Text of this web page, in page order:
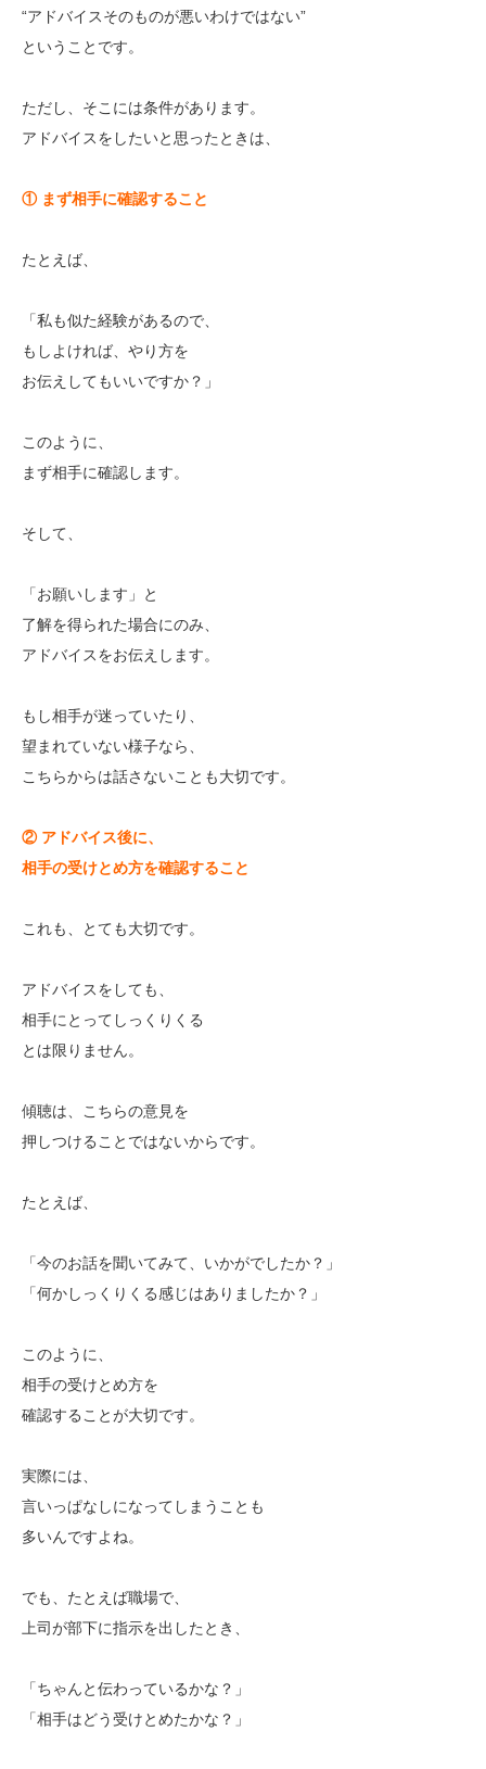
“アドバイスそのものが悪いわけではない”
ということです。
ただし、そこには条件があります。
アドバイスをしたいと思ったときは、
① まず相手に確認すること
たとえば、
「私も似た経験があるので、
もしよければ、やり方を
お伝えしてもいいですか？」
このように、
まず相手に確認します。
そして、
「お願いします」と
了解を得られた場合にのみ、
アドバイスをお伝えします。
もし相手が迷っていたり、
望まれていない様子なら、
こちらからは話さないことも大切です。
② アドバイス後に、
相手の受けとめ方を確認すること
これも、とても大切です。
アドバイスをしても、
相手にとってしっくりくる
とは限りません。
傾聴は、こちらの意見を
押しつけることではないからです。
たとえば、
「今のお話を聞いてみて、いかがでしたか？」
「何かしっくりくる感じはありましたか？」
このように、
相手の受けとめ方を
確認することが大切です。
実際には、
言いっぱなしになってしまうことも
多いんですよね。
でも、たとえば職場で、
上司が部下に指示を出したとき、
「ちゃんと伝わっているかな？」
「相手はどう受けとめたかな？」